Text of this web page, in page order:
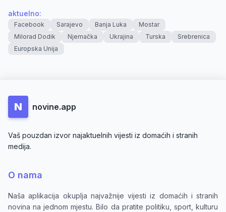
aktuelno:
Facebook Sarajevo Banja Luka
Mostar
Milorad Dodik
Njemačka Ukrajina Turska
Srebrenica
Europska Unija
N novine.app
Vaš pouzdan izvor najaktuelnih vijesti iz domaćih i stranih
medija.
O nama
Naša aplikacija okuplja najvažnije vijesti iz domaćih i stranih
novina na jednom mjestu. Bilo da pratite politiku, sport, kulturu